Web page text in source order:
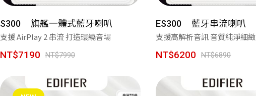
S300 旗艦一體式藍牙喇叭
支援 AirPlay 2 串流 打造環繞音場
NT$7190 NT$7990
ES300 藍牙串流喇叭
支援高解析音訊 音質純淨細緻
NT$6200 NT$6890